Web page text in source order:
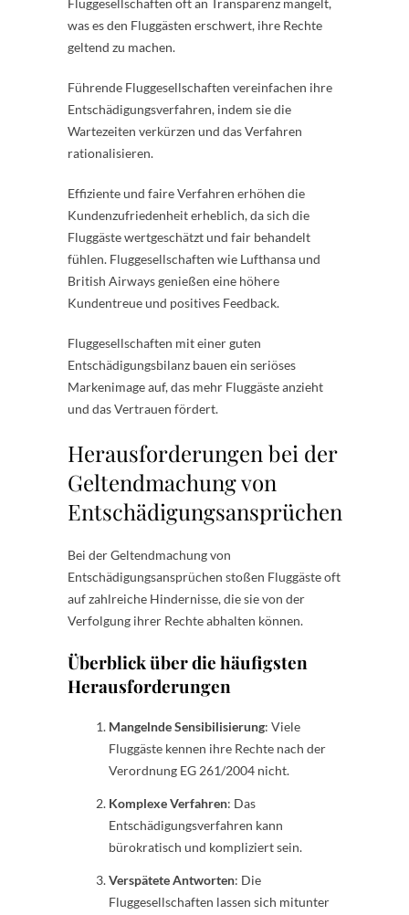
Fluggesellschaften oft an Transparenz mangelt,
was es den Fluggästen erschwert, ihre Rechte
geltend zu machen.
Führende Fluggesellschaften vereinfachen ihre
Entschädigungsverfahren, indem sie die
Wartezeiten verkürzen und das Verfahren
rationalisieren.
Effiziente und faire Verfahren erhöhen die
Kundenzufriedenheit erheblich, da sich die
Fluggäste wertgeschätzt und fair behandelt
fühlen. Fluggesellschaften wie Lufthansa und
British Airways genießen eine höhere
Kundentreue und positives Feedback.
Fluggesellschaften mit einer guten
Entschädigungsbilanz bauen ein seriöses
Markenimage auf, das mehr Fluggäste anzieht
und das Vertrauen fördert.
Herausforderungen bei der
Geltendmachung von
Entschädigungsansprüchen
Bei der Geltendmachung von
Entschädigungsansprüchen stoßen Fluggäste oft
auf zahlreiche Hindernisse, die sie von der
Verfolgung ihrer Rechte abhalten können.
Überblick über die häufigsten
Herausforderungen
Mangelnde Sensibilisierung: Viele
Fluggäste kennen ihre Rechte nach der
Verordnung EG 261/2004 nicht.
Komplexe Verfahren: Das
Entschädigungsverfahren kann
bürokratisch und kompliziert sein.
Verspätete Antworten: Die
Fluggesellschaften lassen sich mitunter